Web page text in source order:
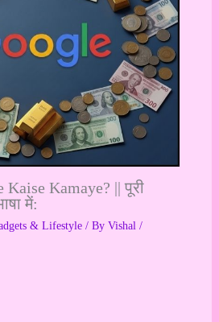
Kaise Kamaye? || पूरी
में:
& Lifestyle/ By Vishal /